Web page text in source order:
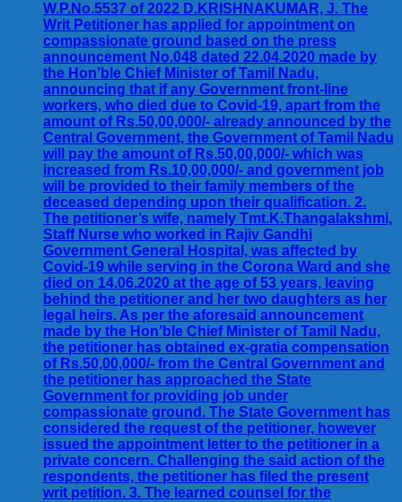
W.P.No.5537 of 2022 D.KRISHNAKUMAR, J. The
Writ Petitioner has applied for appointment on
compassionate ground based on the press
announcement No.048 dated 22.04.2020 made by
the Hon’ble Chief Minister of Tamil Nadu,
announcing that if any Government front-line
workers, who died due to Covid-19, apart from the
amount of Rs.50,00,000/- already announced by the
Central Government, the Government of Tamil Nadu
will pay the amount of Rs.50,00,000/- which was
increased from Rs.10,00,000/- and government job
will be provided to their family members of the
deceased depending upon their qualification. 2.
The petitioner’s wife, namely Tmt.K.Thangalakshmi,
Staff Nurse who worked in Rajiv Gandhi
Government General Hospital, was affected by
Covid-19 while serving in the Corona Ward and she
died on 14.06.2020 at the age of 53 years, leaving
behind the petitioner and her two daughters as her
legal heirs. As per the aforesaid announcement
made by the Hon’ble Chief Minister of Tamil Nadu,
the petitioner has obtained ex-gratia compensation
of Rs.50,00,000/- from the Central Government and
the petitioner has approached the State
Government for providing job under
compassionate ground. The State Government has
considered the request of the petitioner, however
issued the appointment letter to the petitioner in a
private concern. Challenging the said action of the
respondents, the petitioner has filed the present
writ petition. 3. The learned counsel for the